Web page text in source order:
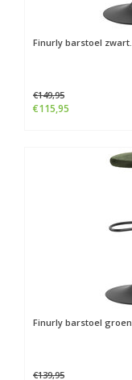
Finurly barstoel zwart.
€149,95
€115,95
Finurly barstoel
€139,95